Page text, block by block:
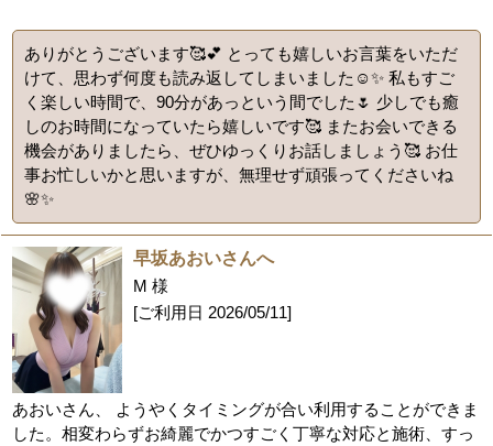
ありがとうございます🥰💕 とっても嬉しいお言葉をいただ
けて、思わず何度も読み返してしまいました☺️✨ 私もすご
く楽しい時間で、90分があっという間でした🌷 少しでも癒
しのお時間になっていたら嬉しいです🥰 またお会いできる
機会がありましたら、ぜひゆっくりお話しましょう🥰 お仕
事お忙しいかと思いますが、無理せず頑張ってくださいね
🌸✨
早坂あおいさんへ
M 様
[ご利用日 2026/05/11]
あおいさん、 ようやくタイミングが合い利用することができま
した。相変わらずお綺麗でかつすごく丁寧な対応と施術、すっ